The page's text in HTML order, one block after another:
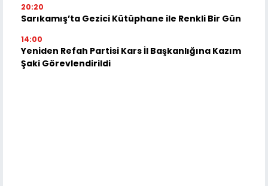
20:20
Sarıkamış’ta Gezici Kütüphane ile Renkli Bir Gün
14:00
Yeniden Refah Partisi Kars İl Başkanlığına Kazım
Şaki Görevlendirildi